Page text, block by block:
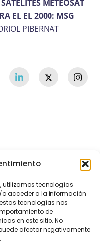
utilizamos tecnologías
acceder a la información
tecnologías nos
de
en este sitio. No
afectar negativamente
METEOSAT
EL EL 2000: MSG
PIBERNAT